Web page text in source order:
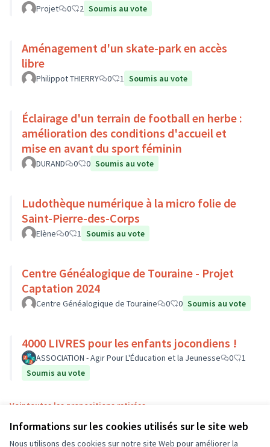
Informations sur les cookies utilisés sur le site web
Nous utilisons des cookies sur notre site Web pour améliorer la
Projet 0 2 Soumis au vote
Aménagement d'un skate-park en accès
libre
Philippot THIERRY 0 1 Soumis au vote
Éclairage d'un terrain de football en herbe :
amélioration des conditions d'accueil et
mise en avant du sport féminin
DURAND 0 0 Soumis au vote
Ludothèque numérique à la micro folie de
Saint-Pierre-des-Corps
Elène 0 1 Soumis au vote
Centre Généalogique de Touraine - Projet
Captation 2024
Centre Généalogique de Touraine 0 0 Soumis au vote
4000 LIVRES pour les enfants jocondiens !
ASSOCIATION - Agir Pour L'Éducation et la Jeunesse 0
1
Soumis au vote
Voir toutes les propositions retirées